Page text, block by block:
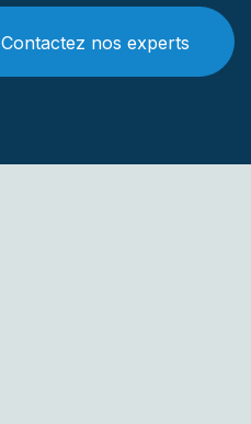
Contactez nos experts